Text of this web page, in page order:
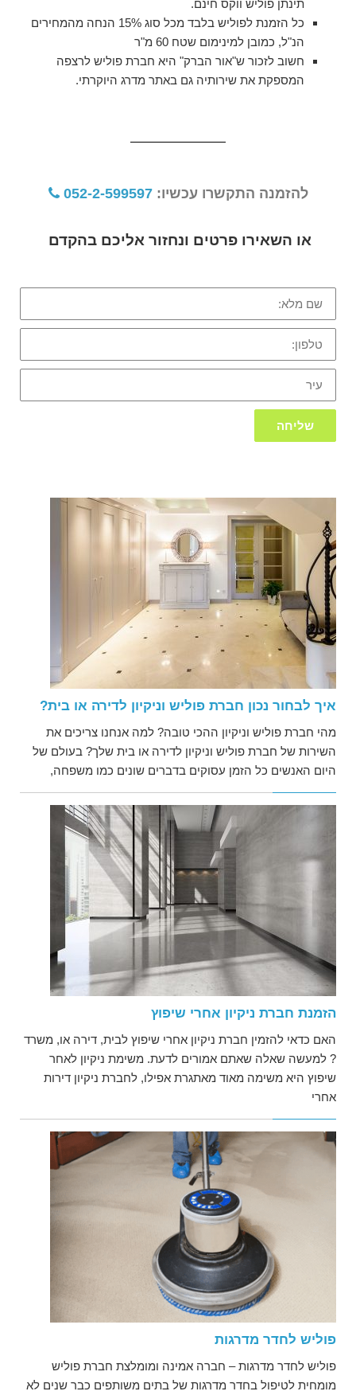
תינתן פוליש ווקס חינם.
כל הזמנת לפוליש בלבד מכל סוג 15% הנחה מהמחירים
הנ"ל, כמובן למינימום שטח 60 מ"ר
חשוב לזכור ש"אור הברק" היא חברת פוליש לרצפה
המספקת את שירותיה גם באתר מדרג היוקרתי.
להזמנה התקשרו עכשיו: 052-2-599597
או השאירו פרטים ונחזור אליכם בהקדם
שם
מלא:
טלפון:
עיר
שליחה
איך לבחור נכון חברת פוליש וניקיון לדירה או בית?
מהי חברת פוליש וניקיון ההכי טובה? למה אנחנו צריכים את
השירות של חברת פוליש וניקיון לדירה או בית שלך? בעולם של
היום האנשים כל הזמן עסוקים בדברים שונים כמו משפחה,
הזמנת חברת ניקיון אחרי שיפוץ
האם כדאי להזמין חברת ניקיון אחרי שיפוץ לבית, דירה או, משרד
? למעשה שאלה שאתם אמורים לדעת. משימת ניקיון לאחר
שיפוץ היא משימה מאוד מאתגרת אפילו, לחברת ניקיון דירות
אחרי
פוליש לחדר מדרגות
פוליש לחדר מדרגות – חברה אמינה ומומלצת חברת פוליש
מומחית לטיפול בחדר מדרגות של בתים משותפים כבר שנים לא